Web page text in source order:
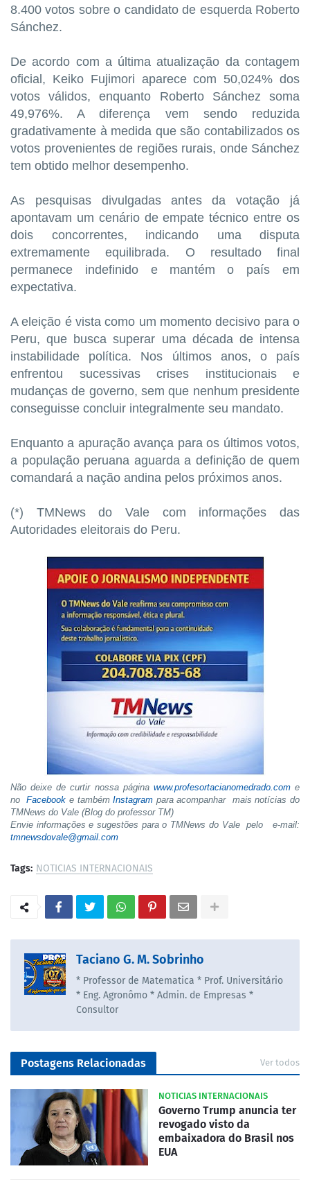
8.400 votos sobre o candidato de esquerda Roberto
Sánchez.
De acordo com a última atualização da contagem
oficial, Keiko Fujimori aparece com 50,024% dos
votos válidos, enquanto Roberto Sánchez soma
49,976%. A diferença vem sendo reduzida
gradativamente à medida que são contabilizados os
votos provenientes de regiões rurais, onde Sánchez
tem obtido melhor desempenho.
As pesquisas divulgadas antes da votação já
apontavam um cenário de empate técnico entre os
dois concorrentes, indicando uma disputa
extremamente equilibrada. O resultado final
permanece indefinido e mantém o país em
expectativa.
A eleição é vista como um momento decisivo para o
Peru, que busca superar uma década de intensa
instabilidade política. Nos últimos anos, o país
enfrentou sucessivas crises institucionais e
mudanças de governo, sem que nenhum presidente
conseguisse concluir integralmente seu mandato.
Enquanto a apuração avança para os últimos votos,
a população peruana aguarda a definição de quem
comandará a nação andina pelos próximos anos.
(*) TMNews do Vale com informações das
Autoridades eleitorais do Peru.
Não deixe de curtir nossa página www.profesortacianomedrado.come
noFacebook e tambémInstagram para acompanhar mais notícias do
TMNews do Vale (Blog do professor TM)
Envie informações e sugestões para o TMNews do Vale pelo e-mail:
tmnewsdovale@gmail.com
Tags: NOTICIAS INTERNACIONAIS
Taciano G. M. Sobrinho
* Professor de Matematica * Prof. Universitário
* Eng. Agronômo * Admin. de Empresas *
Consultor
Postagens Relacionadas Ver todos
NOTICIAS INTERNACIONAIS
Governo Trump anuncia ter
revogado visto da
embaixadora do Brasil nos
EUA